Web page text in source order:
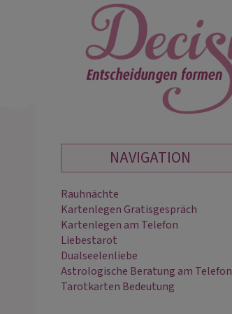
NAVIGATION
Rauhnächte
Kartenlegen Gratisgespräch
Kartenlegen am Telefon
Liebestarot
Dualseelenliebe
Astrologische Beratung am Telefon
Tarotkarten Bedeutung